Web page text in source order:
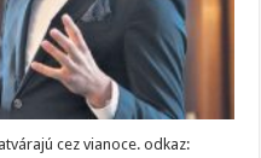
cez vianoce. odkaz: